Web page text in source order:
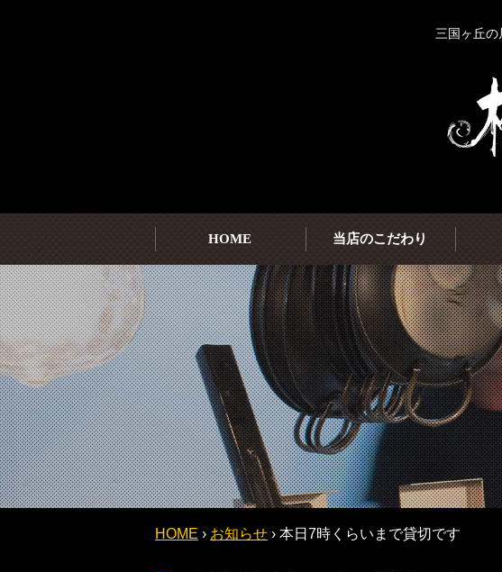
三国ヶ丘の
HOME 当店のこだわり
HOME › お知らせ › 本日7時くらいまで貸切です